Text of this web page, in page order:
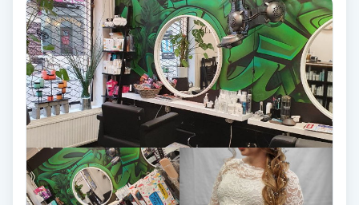
Fransfärgning
Fransförlängning
Fransförlängning Megavolym
Fransförlängning Volym